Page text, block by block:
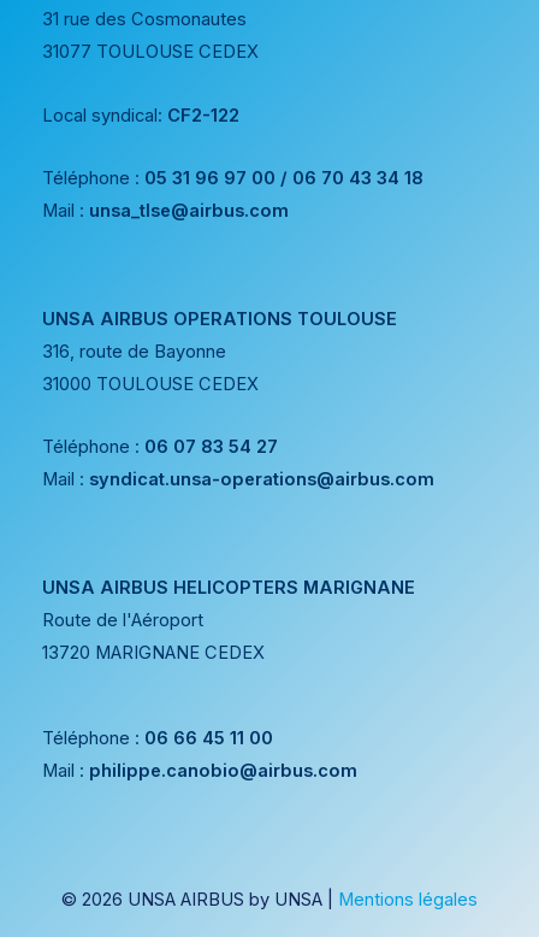
31 rue des Cosmonautes
31077 TOULOUSE CEDEX
Local syndical: CF2-122
Téléphone : 05 31 96 97 00 / 06 70 43 34 18
Mail : unsa_tlse@airbus.com
UNSA AIRBUS OPERATIONS TOULOUSE
316, route de Bayonne
31000 TOULOUSE CEDEX
Téléphone : 06 07 83 54 27
Mail : syndicat.unsa-operations@airbus.com
UNSA AIRBUS HELICOPTERS MARIGNANE
Route de l'Aéroport
13720 MARIGNANE CEDEX
Téléphone : 06 66 45 11 00
Mail : philippe.canobio@airbus.com
© 2026 UNSA AIRBUS by UNSA | Mentions légales